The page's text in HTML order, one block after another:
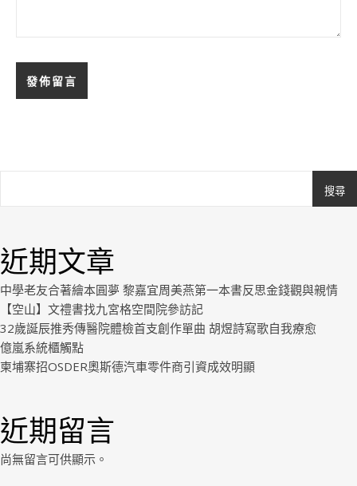
搜尋
近期文章
中學老友合著繪本圓夢 黎嘉宜周美燕第一本書反思金錢觀與親情
【空山】文禮書找九宮格空間院參訪記
32歲誕辰推秀傳醫院體檢首支創作單曲 胡煜詩寫歌自我療愈
億嵐系統櫃觸點
柬埔寨招OSDER奧斯德汽車零件商引資成效明顯
近期留言
尚無留言可供顯示。
Royal.